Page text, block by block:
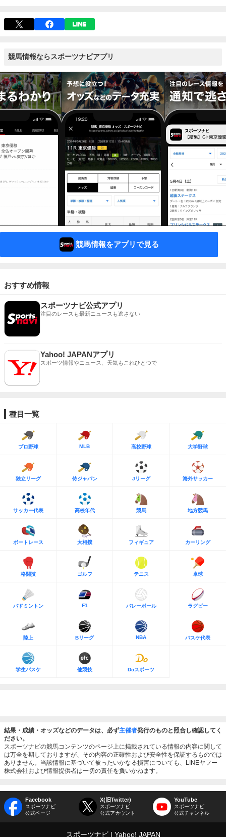
競馬情報ならスポーツナビアプリ
競馬情報をアプリで見る
おすすめ情報
スポーツナビ公式アプリ
注目のレースも最新ニュースも逃さない
Yahoo! JAPANアプリ
スポーツ情報やニュース、天気もこれひとつで
種目一覧
プロ野球 MLB 高校野球 大学野球
独立リーグ 侍ジャパン Jリーグ 海外サッカー
サッカー代表 高校年代 競馬 地方競馬
ボートレース 大相撲 フィギュア カーリング
格闘技 ゴルフ テニス 卓球
バドミントン F1 バレーボール ラグビー
陸上 Bリーグ NBA バスケ代表
学生バスケ 他競技 Doスポーツ
結果・成績・オッズなどのデータは、必ず主催者発行のものと照合し確認してく
ださい。
スポーツナビの競馬コンテンツのページ上に掲載されている情報の内容に関して
は万全を期しておりますが、その内容の正確性および安全性を保証するものでは
ありません。当該情報に基づいて被ったいかなる損害についても、LINEヤフー
株式会社および情報提供者は一切の責任を負いかねます。
Facebook
スポーツナビ
公式ページ
X(旧Twitter)
スポーツナビ
公式アカウント
YouTube
スポーツナビ
公式チャンネル
スポーツナビ Yahoo! JAPAN